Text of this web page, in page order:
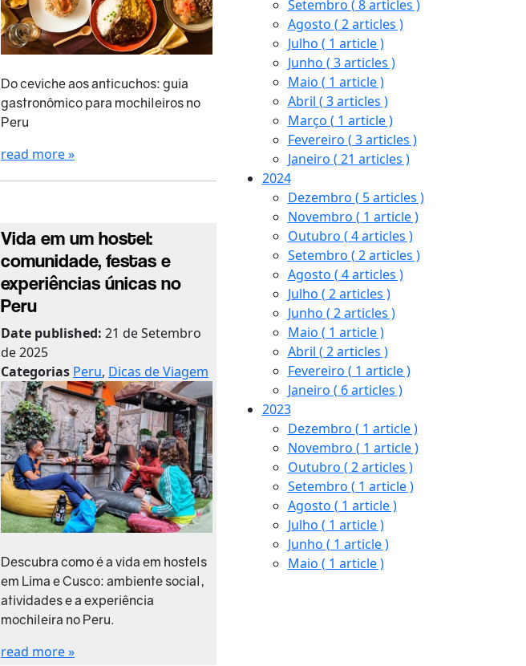
Do ceviche aos anticuchos: guia
gastronômico para mochileiros no
Peru
read more »
Vida em um hostel:
comunidade, festas e
experiências únicas no
Peru
Date published: 21 de Setembro
de 2025
Categorias Peru, Dicas de Viagem
Descubra como é a vida em hostels
em Lima e Cusco: ambiente social,
atividades e a experiência
mochileira no Peru.
read more »
Setembro ( 8 articles )
Agosto ( 2 articles )
Julho ( 1 article )
Junho ( 3 articles )
Maio ( 1 article )
Abril ( 3 articles )
Março ( 1 article )
Fevereiro ( 3 articles )
Janeiro ( 21 articles )
2024
Dezembro ( 5 articles )
Novembro ( 1 article )
Outubro ( 4 articles )
Setembro ( 2 articles )
Agosto ( 4 articles )
Julho ( 2 articles )
Junho ( 2 articles )
Maio ( 1 article )
Abril ( 2 articles )
Fevereiro ( 1 article )
Janeiro ( 6 articles )
2023
Dezembro ( 1 article )
Novembro ( 1 article )
Outubro ( 2 articles )
Setembro ( 1 article )
Agosto ( 1 article )
Julho ( 1 article )
Junho ( 1 article )
Maio ( 1 article )